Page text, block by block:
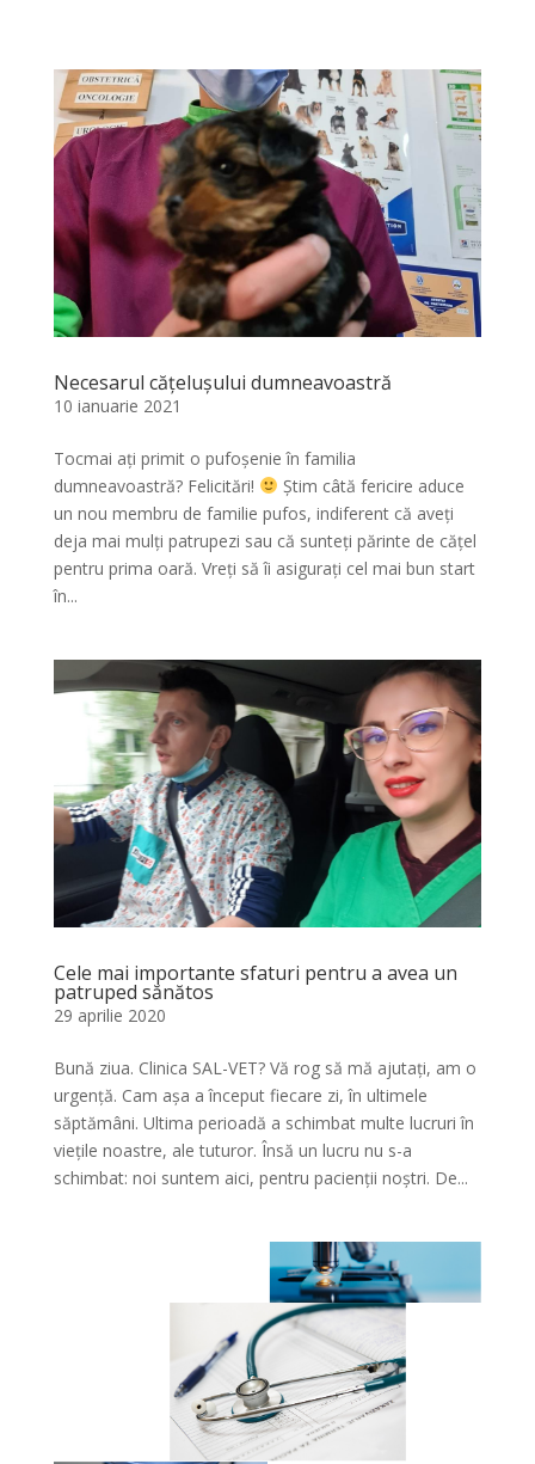
Necesarul cățelușului dumneavoastră
10 ianuarie 2021
Tocmai ați primit o pufoșenie în familia
dumneavoastră? Felicitări!
Știm câtă fericire aduce
un nou membru de familie pufos, indiferent că aveți
deja mai mulți patrupezi sau că sunteți părinte de cățel
pentru prima oară. Vreți să îi asigurați cel mai bun start
în...
Cele mai importante sfaturi pentru a avea un
patruped sănătos
29 aprilie 2020
Bună ziua. Clinica SAL-VET? Vă rog să mă ajutați, am o
urgență. Cam așa a început fiecare zi, în ultimele
săptămâni. Ultima perioadă a schimbat multe lucruri în
viețile noastre, ale tuturor. Însă un lucru nu s-a
schimbat: noi suntem aici, pentru pacienții noștri. De...